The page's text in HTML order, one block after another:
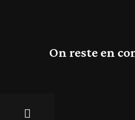
On reste en